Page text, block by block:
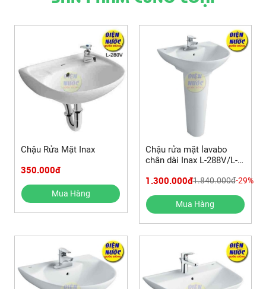
Chậu Rửa Mặt Inax
350.000đ
Mua Hàng
Chậu rửa mặt lavabo
chân dài Inax L-288V/L-
AMV-90 tự động
1.300.000đ1.840.000đ-29%
Mua Hàng